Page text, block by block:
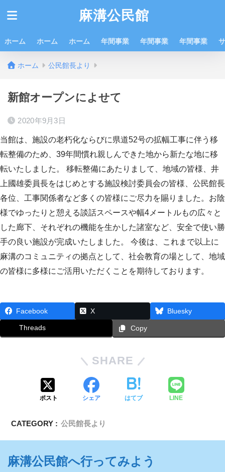
麻溝公民館
ホーム ホーム ホーム 年間事業 年間事業 年間事業
ホーム 公民館長より
新館オープンによせて
2020年9月3日
当館は、施設の老朽化ならびに県道52号の拡幅工事に伴う移
転整備のため、39年間慣れ親しんできた地から新たな地に移
転いたしました。 移転整備にあたりまして、地域の皆様、井
上國雄委員長をはじめとする施設検討委員会の皆様、公民館長
各位、工事関係者など多くの皆様にご尽力を賜りました。お陰
様でゆったりと憩える談話スペースや幅4メートルもの広々と
した廊下、それぞれの機能を生かした諸室など、安全で使い勝
手の良い施設が完成いたしました。 今後は、これまで以上に
麻溝のコミュニティの拠点として、社会教育の場として、地域
の皆様に多様にご活用いただくことを期待しております。
Facebook X Bluesky
Threads Copy
SHARE
ポスト シェア はてブ LINE
CATEGORY : 公民館長より
麻溝公民館へ行ってみよう